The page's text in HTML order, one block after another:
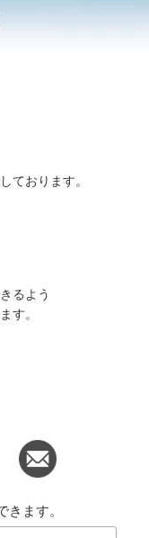
ております。
るよう
す。
ます。